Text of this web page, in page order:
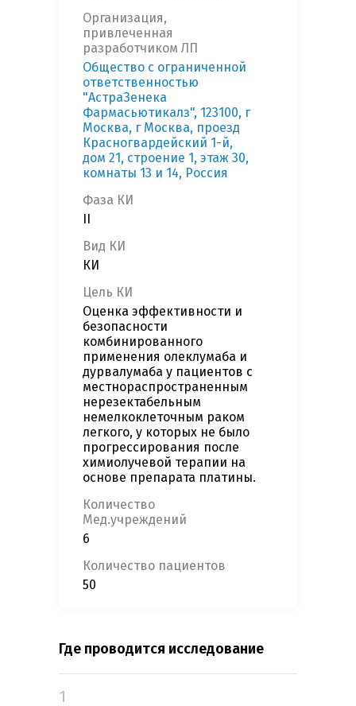
Организация,
привлеченная
разработчиком ЛП
Общество с ограниченной
ответственностью
"АстраЗенека
Фармасьютикалз", 123100, г
Москва, г Москва, проезд
Красногвардейский 1-й,
дом 21, строение 1, этаж 30,
комнаты 13 и 14, Россия
Фаза КИ
Вид КИ
КИ
Цель КИ
Оценка эффективности и
безопасности
комбинированного
применения олеклумаба и
дурвалумаба у пациентов с
местнораспространенным
нерезектабельным
немелкоклеточным раком
легкого, у которых не было
прогрессирования после
химиолучевой терапии на
основе препарата платины.
Количество
Мед.учреждений
6
Количество пациентов
50
Где проводится исследование
1